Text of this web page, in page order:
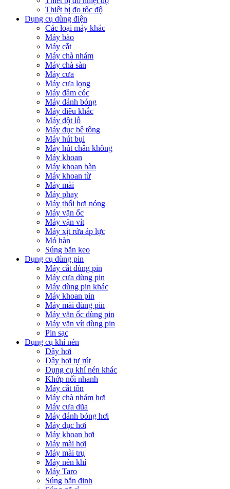
Thiết bị đo tốc độ
Dụng cụ dùng điện
Các loại máy khác
Máy bào
Máy cắt
Máy chà nhám
Máy chà sàn
Máy cưa
Máy cưa lọng
Máy đầm cóc
Máy đánh bóng
Máy điêu khắc
Máy đột lỗ
Máy đục bê tông
Máy hút bụi
Máy hút chân không
Máy khoan
Máy khoan bàn
Máy khoan từ
Máy mài
Máy phay
Máy thổi hơi nóng
Máy vặn ốc
Máy vặn vít
Máy xịt rửa áp lực
Mỏ hàn
Súng bắn keo
Dụng cụ dùng pin
Máy cắt dùng pin
Máy cưa dùng pin
Máy dùng pin khác
Máy khoan pin
Máy mài dùng pin
Máy vặn ốc dùng pin
Máy vặn vít dùng pin
Pin sạc
Dụng cụ khí nén
Dây hơi
Dây hơi tự rút
Dụng cụ khí nén khác
Khớp nối nhanh
Máy cắt tôn
Máy chà nhám hơi
Máy cưa dũa
Máy đánh bóng hơi
Máy đục hơi
Máy khoan hơi
Máy mài hơi
Máy mài trụ
Máy nén khí
Máy Taro
Súng bắn đinh